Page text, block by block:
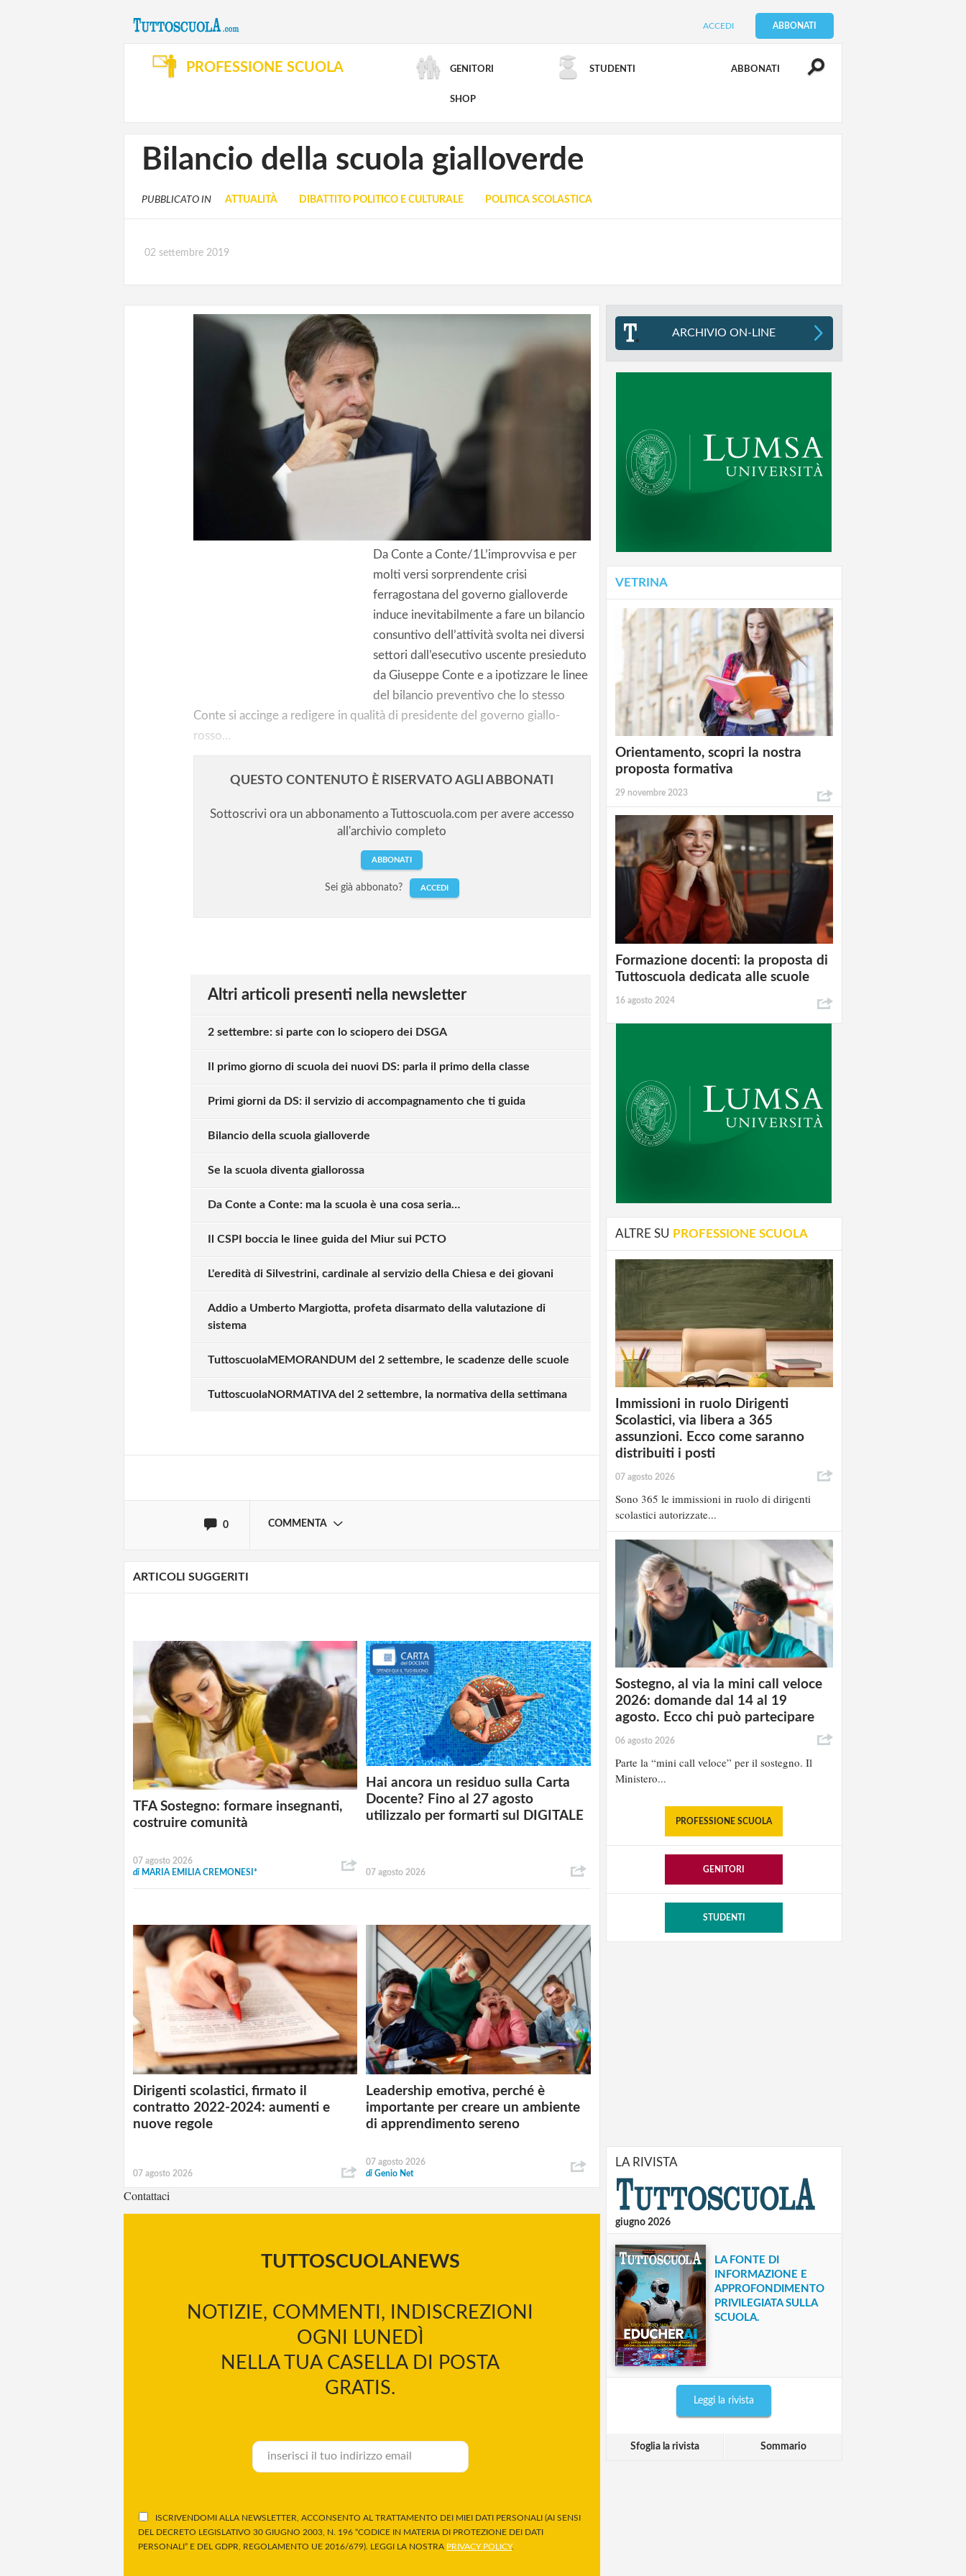
ACCEDI ABBONATI
PROFESSIONE SCUOLA GENITORI STUDENTI ABBONATI
SHOP
RICERCA AVANZATA
Bilancio della scuola gialloverde
PUBBLICATO IN ATTUALITÀ DIBATTITO POLITICO E CULTURALE POLITICA SCOLASTICA
02 settembre 2019
Da Conte a Conte/1L’improvvisa e per
molti versi sorprendente crisi
ferragostana del governo gialloverde
induce inevitabilmente a fare un bilancio
consuntivo dell’attività svolta nei diversi
settori dall’esecutivo uscente presieduto
da Giuseppe Conte e a ipotizzare le linee
del bilancio preventivo che lo stesso
Conte si accinge a redigere in qualità di presidente del governo giallo-
rosso...
QUESTO CONTENUTO È RISERVATO AGLI ABBONATI
Sottoscrivi ora un abbonamento a Tuttoscuola.com per avere accesso
all'archivio completo
ABBONATI
Sei già abbonato? ACCEDI
Altri articoli presenti nella newsletter
2 settembre: si parte con lo sciopero dei DSGA
Il primo giorno di scuola dei nuovi DS: parla il primo della classe
Primi giorni da DS: il servizio di accompagnamento che ti guida
Bilancio della scuola gialloverde
Se la scuola diventa giallorossa
Da Conte a Conte: ma la scuola è una cosa seria…
Il CSPI boccia le linee guida del Miur sui PCTO
L'eredità di Silvestrini, cardinale al servizio della Chiesa e dei giovani
Addio a Umberto Margiotta, profeta disarmato della valutazione di
sistema
TuttoscuolaMEMORANDUM del 2 settembre, le scadenze delle scuole
TuttoscuolaNORMATIVA del 2 settembre, la normativa della settimana
0 COMMENTA
Solo gli utenti registrati possono commentare!
ARTICOLI SUGGERITI
TFA Sostegno: formare insegnanti,
costruire comunità
07 agosto 2026
di MARIA EMILIA CREMONESI*
Hai ancora un residuo sulla Carta
Docente? Fino al 27 agosto
utilizzalo per formarti sul DIGITALE
07 agosto 2026
Dirigenti scolastici, firmato il
contratto 2022-2024: aumenti e
nuove regole
07 agosto 2026
Leadership emotiva, perché è
importante per creare un ambiente
di apprendimento sereno
07 agosto 2026
diGenio Net
Contattaci
TUTTOSCUOLANEWS
NOTIZIE, COMMENTI, INDISCREZIONI
OGNI LUNEDÌ
NELLA TUA CASELLA DI POSTA
GRATIS.
ISCRIVENDOMI ALLA NEWSLETTER, ACCONSENTO AL TRATTAMENTO DEI MIEI DATI PERSONALI (AI SENSI
DEL DECRETO LEGISLATIVO 30 GIUGNO 2003, N. 196 “CODICE IN MATERIA DI PROTEZIONE DEI DATI
PERSONALI” E DEL GDPR, REGOLAMENTO UE 2016/679). LEGGI LA NOSTRA PRIVACY POLICY.
ARCHIVIO ON-LINE
VETRINA
Orientamento, scopri la nostra
proposta formativa
29 novembre 2023
Formazione docenti: la proposta di
Tuttoscuola dedicata alle scuole
16 agosto 2024
ALTRE SU PROFESSIONE SCUOLA
Immissioni in ruolo Dirigenti
Scolastici, via libera a 365
assunzioni. Ecco come saranno
distribuiti i posti
07 agosto 2026
Sono 365 le immissioni in ruolo di dirigenti
scolastici autorizzate...
Sostegno, al via la mini call veloce
2026: domande dal 14 al 19
agosto. Ecco chi può partecipare
06 agosto 2026
Parte la “mini call veloce” per il sostegno. Il
Ministero...
PROFESSIONE SCUOLA
GENITORI
STUDENTI
LA RIVISTA
giugno 2026
LA FONTE DI
INFORMAZIONE E
APPROFONDIMENTO
PRIVILEGIATA SULLA
SCUOLA.
Leggi la rivista
Sfoglia la rivista Sommario